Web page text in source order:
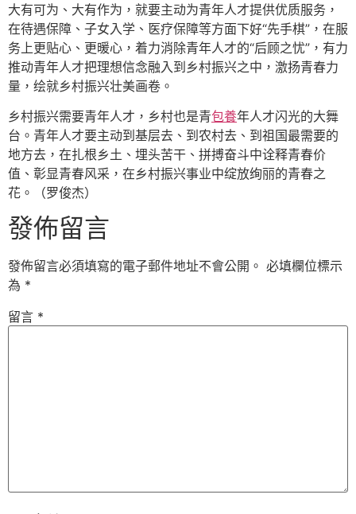
大有可为、大有作为，就要主动为青年人才提供优质服务，
在待遇保障、子女入学、医疗保障等方面下好“先手棋”，在服
务上更贴心、更暖心，着力消除青年人才的“后顾之忧”，有力
推动青年人才把理想信念融入到乡村振兴之中，激扬青春力
量，绘就乡村振兴壮美画卷。
乡村振兴需要青年人才，乡村也是青包養年人才闪光的大舞
台。青年人才要主动到基层去、到农村去、到祖国最需要的
地方去，在扎根乡土、埋头苦干、拼搏奋斗中诠释青春价
值、彰显青春风采，在乡村振兴事业中绽放绚丽的青春之
花。（罗俊杰）
發佈留言
發佈留言必須填寫的電子郵件地址不會公開。 必填欄位標示
為 *
留言 *